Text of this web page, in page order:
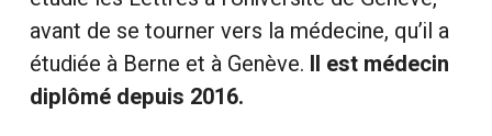
avant de se tourner vers la médecine, qu’il a
étudiée à Berne et à Genève. Il est médecin
diplômé depuis 2016.